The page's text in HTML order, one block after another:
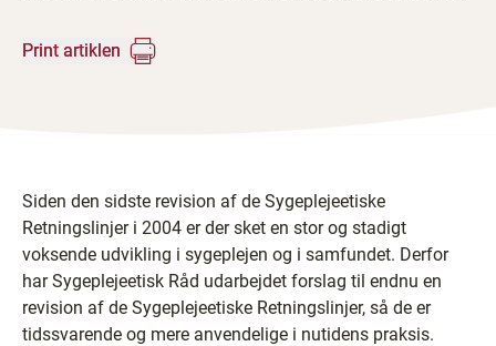
Print artiklen
Siden den sidste revision af de Sygeplejeetiske
Retningslinjer i 2004 er der sket en stor og stadigt
voksende udvikling i sygeplejen og i samfundet. Derfor
har Sygeplejeetisk Råd udarbejdet forslag til endnu en
revision af de Sygeplejeetiske Retningslinjer, så de er
tidssvarende og mere anvendelige i nutidens praksis.